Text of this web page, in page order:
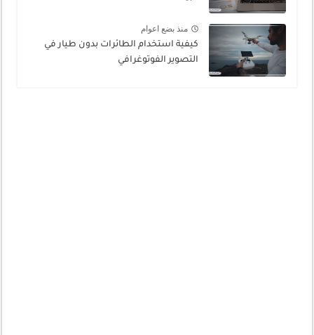
منذ بضع اعوام
كيفية استخدام الطائرات بدون طيار في
التصوير الفوتوغرافي